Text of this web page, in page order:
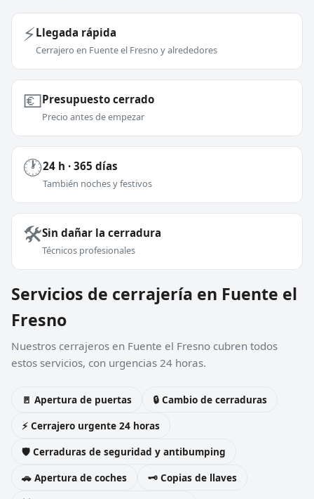
⚡Llegada rápida
Cerrajero en Fuente el Fresno y alrededores
💶Presupuesto cerrado
Precio antes de empezar
🕐24 h · 365 días
También noches y festivos
🛠️Sin dañar la cerradura
Técnicos profesionales
Servicios de cerrajería en Fuente el
Fresno
Nuestros cerrajeros en Fuente el Fresno cubren todos
estos servicios, con urgencias 24 horas.
🚪 Apertura de puertas
🔒 Cambio de cerraduras
⚡ Cerrajero urgente 24 horas
🛡️ Cerraduras de seguridad y antibumping
🚗 Apertura de coches
🗝️ Copias de llaves